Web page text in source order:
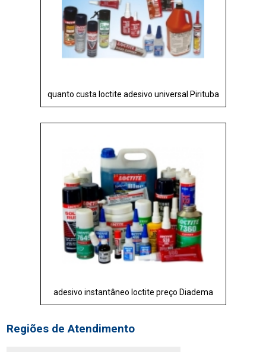
quanto custa loctite adesivo universal Pirituba
adesivo instantâneo loctite preço Diadema
Regiões de Atendimento